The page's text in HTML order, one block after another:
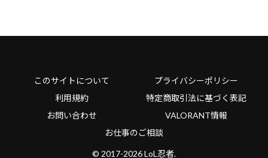
このサイトについて
プライバシーポリシー
利用規約
特定商取引法に基づく表記
お問い合わせ
VALORANT情報
お仕事のご相談
© 2017-2026 LoL忍者.